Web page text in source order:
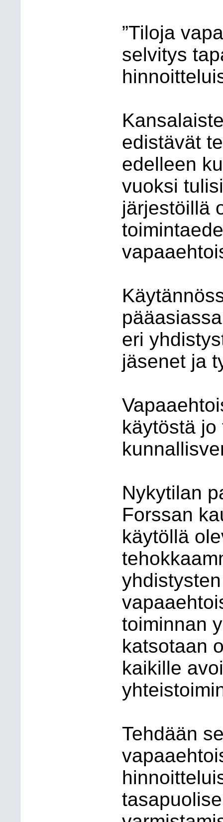
”Tiloja
selvitys
edistävät
edelleen
vuoksi
järjestöillä
eri
jäsenet ja
käytöstä
Nykytilan
Forssan
käytöllä
toiminnan
katsotaan
kaikille
Tehdään